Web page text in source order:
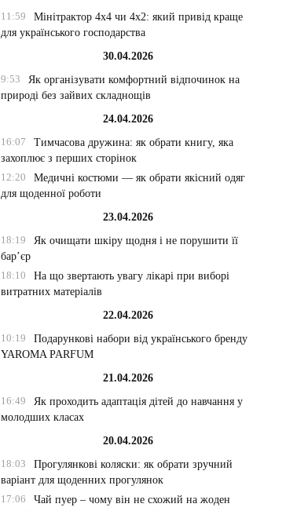
11:59
Мінітрактор 4х4 чи 4х2: який привід краще
для українського господарства
30.04.2026
9:53
Як організувати комфортний відпочинок на
природі без зайвих складнощів
24.04.2026
16:07
Тимчасова дружина: як обрати книгу, яка
захоплює з перших сторінок
12:20
Медичні костюми — як обрати якісний одяг
для щоденної роботи
23.04.2026
18:19
Як очищати шкіру щодня і не порушити її
бар’єр
18:10
На що звертають увагу лікарі при виборі
витратних матеріалів
22.04.2026
10:19
Подарункові набори від українського бренду
YAROMA PARFUM
21.04.2026
16:49
Як проходить адаптація дітей до навчання у
молодших класах
20.04.2026
18:03
Прогулянкові коляски: як обрати зручний
варіант для щоденних прогулянок
17:06
Чай пуер – чому він не схожий на жоден